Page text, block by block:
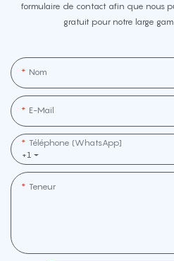
formulaire de contact afin que nous
gratuit pour notre large
Nom
E-Mail
+1
Téléphone (WhatsApp]
Teneur